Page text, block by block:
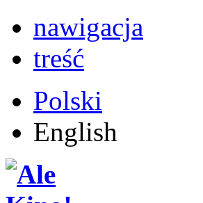
nawigacja
treść
Polski
English